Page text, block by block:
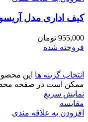
کیف اداری مدل آریسو کد
955,000 تومان
فروخته شده
انتخاب گزینه ها این
ممکن است در صفحه
نمایش سریع
مقايسه
افزودن به علاقه مندی